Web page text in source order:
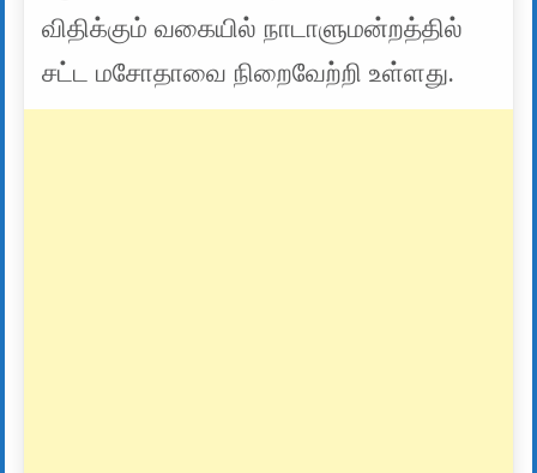
விதிக்கும் வகையில் நாடாளுமன்றத்தில்
சட்ட மசோதாவை நிறைவேற்றி உள்ளது.